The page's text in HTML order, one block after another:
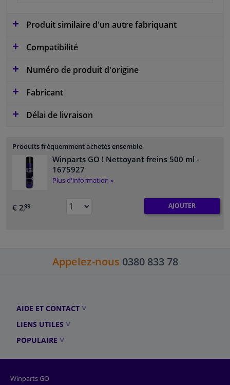
Produit similaire d'un autre fabriquant
Compatibilité
Numéro de produit d'origine
Fabricant
Délai de livraison
Produits fréquemment achetés ensemble
Winparts GO ! Nettoyant freins 500 ml -
1675927
Plus d'information »
€ 2,99 AJOUTER
Appelez-nous 0380 833 78
AIDE ET CONTACT
LIENS UTILES
POPULAIRE
Winparts GO